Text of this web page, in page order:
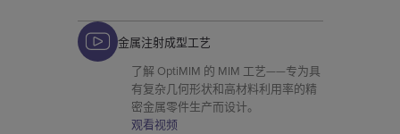
金属注射成型工艺
了解 OptiMIM 的 MIM 工艺——专为具
有复杂几何形状和高材料利用率的精
密金属零件生产而设计。
观看视频